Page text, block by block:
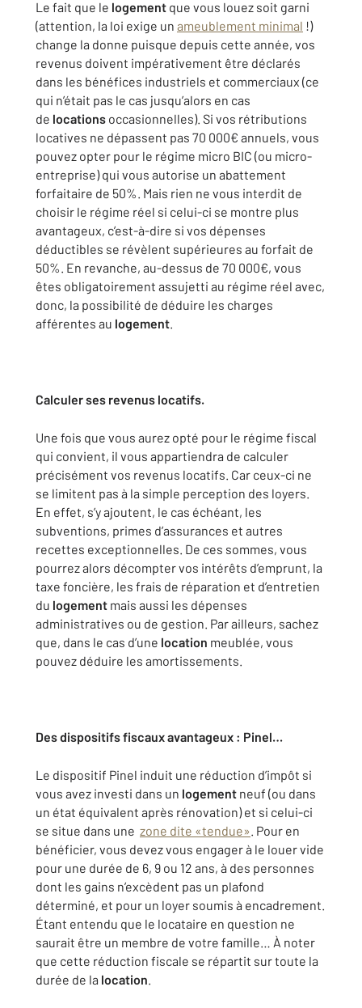
Le fait que le logement que vous louez soit garni
(attention, la loi exige un ameublement minimal !)
change la donne puisque depuis cette année, vos
revenus doivent impérativement être déclarés
dans les bénéfices industriels et commerciaux (ce
qui n’était pas le cas jusqu’alors en cas
de locations occasionnelles). Si vos rétributions
locatives ne dépassent pas 70 000€ annuels, vous
pouvez opter pour le régime micro BIC (ou micro-
entreprise) qui vous autorise un abattement
forfaitaire de 50%. Mais rien ne vous interdit de
choisir le régime réel si celui-ci se montre plus
avantageux, c’est-à-dire si vos dépenses
déductibles se révèlent supérieures au forfait de
50%. En revanche, au-dessus de 70 000€, vous
êtes obligatoirement assujetti au régime réel avec,
donc, la possibilité de déduire les charges
afférentes au logement.
Calculer ses revenus locatifs.
Une fois que vous aurez opté pour le régime fiscal
qui convient, il vous appartiendra de calculer
précisément vos revenus locatifs. Car ceux-ci ne
se limitent pas à la simple perception des loyers.
En effet, s’y ajoutent, le cas échéant, les
subventions, primes d’assurances et autres
recettes exceptionnelles. De ces sommes, vous
pourrez alors décompter vos intérêts d’emprunt, la
taxe foncière, les frais de réparation et d’entretien
du logement mais aussi les dépenses
administratives ou de gestion. Par ailleurs, sachez
que, dans le cas d’une location meublée, vous
pouvez déduire les amortissements.
Des dispositifs fiscaux avantageux : Pinel…
Le dispositif Pinel induit une réduction d’impôt si
vous avez investi dans un logement neuf (ou dans
un état équivalent après rénovation) et si celui-ci
se situe dans une zone dite «tendue». Pour en
bénéficier, vous devez vous engager à le louer vide
pour une durée de 6, 9 ou 12 ans, à des personnes
dont les gains n’excèdent pas un plafond
déterminé, et pour un loyer soumis à encadrement.
Étant entendu que le locataire en question ne
saurait être un membre de votre famille… À noter
que cette réduction fiscale se répartit sur toute la
durée de la location.